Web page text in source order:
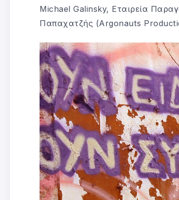
Michael Galinsky, Εταιρεία
Παπαχατζής (Argonauts